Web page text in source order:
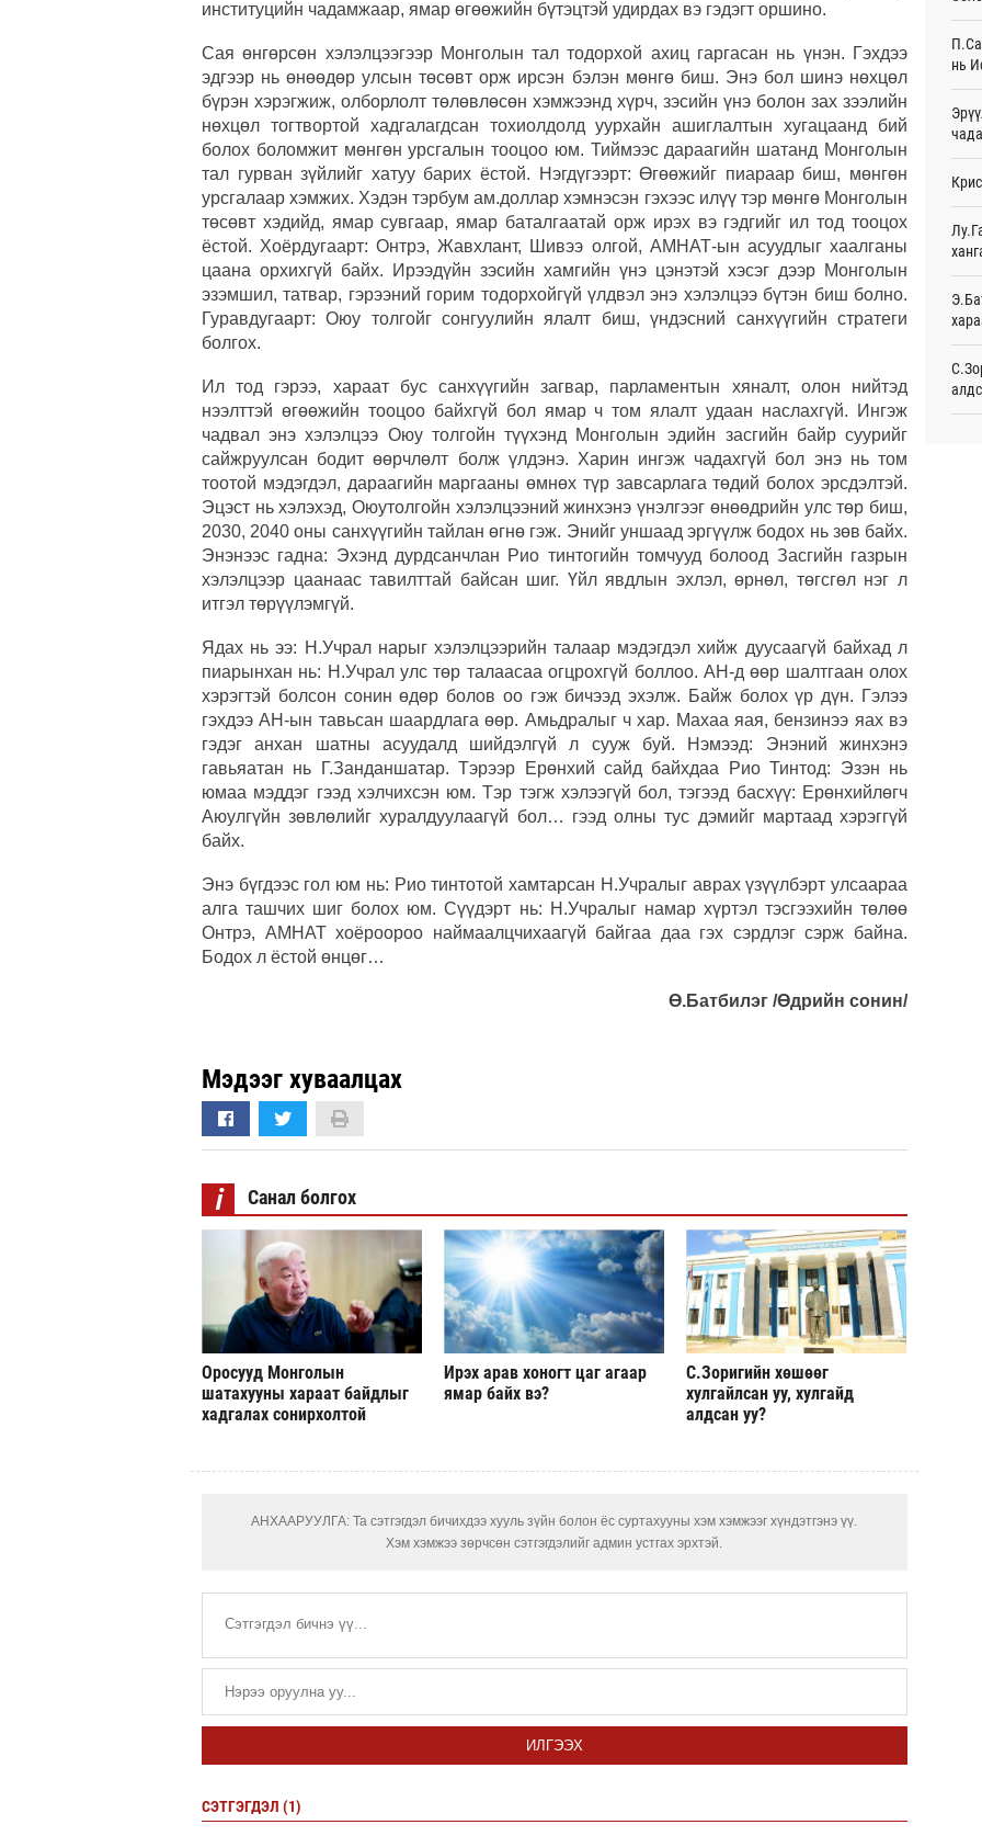
институцийн чадамжаар, ямар өгөөжийн бүтэцтэй удирдах вэ гэдэгт оршино.
Сая өнгөрсөн хэлэлцээгээр Монголын тал тодорхой ахиц гаргасан нь үнэн. Гэхдээ
эдгээр нь өнөөдөр улсын төсөвт орж ирсэн бэлэн мөнгө биш. Энэ бол шинэ нөхцөл
бүрэн хэрэгжиж, олборлолт төлөвлөсөн хэмжээнд хүрч, зэсийн үнэ болон зах зээлийн
нөхцөл тогтвортой хадгалагдсан тохиолдолд уурхайн ашиглалтын хугацаанд бий
болох боломжит мөнгөн урсгалын тооцоо юм. Тиймээс дараагийн шатанд Монголын
тал гурван зүйлийг хатуу барих ёстой. Нэгдүгээрт: Өгөөжийг пиараар биш, мөнгөн
урсгалаар хэмжих. Хэдэн тэрбум ам.доллар хэмнэсэн гэхээс илүү тэр мөнгө Монголын
төсөвт хэдийд, ямар сувгаар, ямар баталгаатай орж ирэх вэ гэдгийг ил тод тооцох
ёстой. Хоёрдугаарт: Онтрэ, Жавхлант, Шивээ олгой, АМНАТ-ын асуудлыг хаалганы
цаана орхихгүй байх. Ирээдүйн зэсийн хамгийн үнэ цэнэтэй хэсэг дээр Монголын
эзэмшил, татвар, гэрээний горим тодорхойгүй үлдвэл энэ хэлэлцээ бүтэн биш болно.
Гуравдугаарт: Оюу толгойг сонгуулийн ялалт биш, үндэсний санхүүгийн стратеги
болгох.
Ил тод гэрээ, хараат бус санхүүгийн загвар, парламентын хяналт, олон нийтэд
нээлттэй өгөөжийн тооцоо байхгүй бол ямар ч том ялалт удаан наслахгүй. Ингэж
чадвал энэ хэлэлцээ Оюу толгойн түүхэнд Монголын эдийн засгийн байр суурийг
сайжруулсан бодит өөрчлөлт болж үлдэнэ. Харин ингэж чадахгүй бол энэ нь том
тоотой мэдэгдэл, дараагийн маргааны өмнөх түр завсарлага төдий болох эрсдэлтэй.
Эцэст нь хэлэхэд, Оюутолгойн хэлэлцээний жинхэнэ үнэлгээг өнөөдрийн улс төр биш,
2030, 2040 оны санхүүгийн тайлан өгнө гэж. Энийг уншаад эргүүлж бодох нь зөв байх.
Энэнээс гадна: Эхэнд дурдсанчлан Рио тинтогийн томчууд болоод Засгийн газрын
хэлэлцээр цаанаас тавилттай байсан шиг. Үйл явдлын эхлэл, өрнөл, төгсгөл нэг л
итгэл төрүүлэмгүй.
Ядах нь ээ: Н.Учрал нарыг хэлэлцээрийн талаар мэдэгдэл хийж дуусаагүй байхад л
пиарынхан нь: Н.Учрал улс төр талаасаа огцрохгүй боллоо. АН-д өөр шалтгаан олох
хэрэгтэй болсон сонин өдөр болов оо гэж бичээд эхэлж. Байж болох үр дүн. Гэлээ
гэхдээ АН-ын тавьсан шаардлага өөр. Амьдралыг ч хар. Махаа яая, бензинээ яах вэ
гэдэг анхан шатны асуудалд шийдэлгүй л сууж буй. Нэмээд: Энэний жинхэнэ
гавьяатан нь Г.Занданшатар. Тэрээр Ерөнхий сайд байхдаа Рио Тинтод: Эзэн нь
юмаа мэддэг гээд хэлчихсэн юм. Тэр тэгж хэлээгүй бол, тэгээд басхүү: Ерөнхийлөгч
Аюулгүйн зөвлөлийг хуралдуулаагүй бол… гээд олны тус дэмийг мартаад хэрэггүй
байх.
Энэ бүгдээс гол юм нь: Рио тинтотой хамтарсан Н.Учралыг аврах үзүүлбэрт улсаараа
алга ташчих шиг болох юм. Сүүдэрт нь: Н.Учралыг намар хүртэл тэсгээхийн төлөө
Онтрэ, АМНАТ хоёроороо наймаалцчихаагүй байгаа даа гэх сэрдлэг сэрж байна.
Бодох л ёстой өнцөг…
Ө.Батбилэг /Өдрийн сонин/
Мэдээг хуваалцах
i Санал болгох
Оросууд Монголын
шатахууны хараат байдлыг
хадгалах сонирхолтой
Ирэх арав хоногт цаг агаар
ямар байх вэ?
С.Зоригийн хөшөөг
хулгайлсан уу, хулгайд
алдсан уу?
АНХААРУУЛГА: Та сэтгэгдэл бичихдээ хууль зүйн болон ёс суртахууны хэм хэмжээг хүндэтгэнэ үү.
Хэм хэмжээ зөрчсөн сэтгэгдэлийг админ устгах эрхтэй.
ИЛГЭЭХ
СЭТГЭГДЭЛ (1)
Энэ
нь